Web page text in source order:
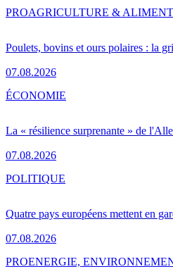
Poulets, bovins et ours polaires : la
07.08.2026
PROAGRICULTURE &
La « résilience surprenante » de
07.08.2026
ÉCONOMIE
Quatre pays européens mettent en
07.08.2026
POLITIQUE
PROENERGIE,